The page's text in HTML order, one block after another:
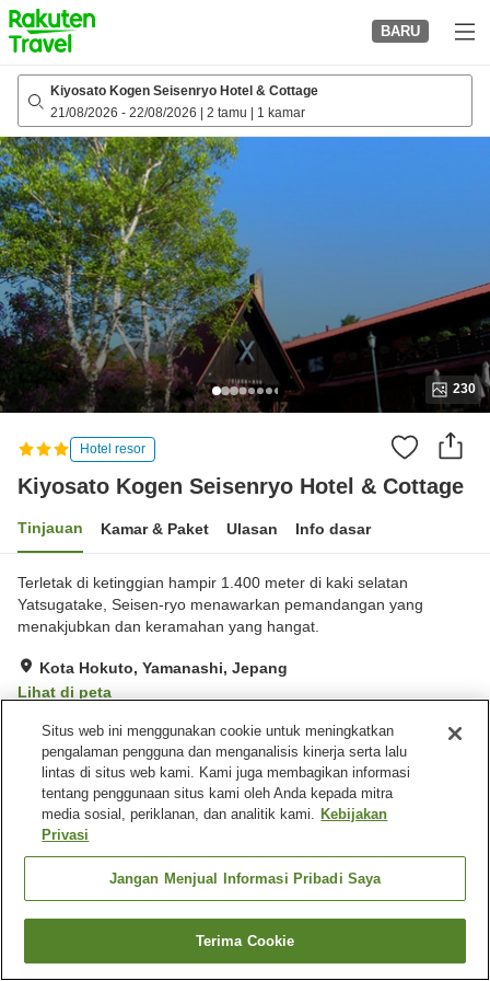
to
top
page
BARU
Kiyosato Kogen Seisenryo Hotel & Cottage
21/08/2026 - 22/08/2026 2 tamu 1 kamar
230
Hotel resor
Kiyosato Kogen Seisenryo Hotel & Cottage
Tinjauan Kamar & Paket Ulasan Info dasar
Terletak di ketinggian hampir 1.400 meter di kaki selatan
Yatsugatake, Seisen-ryo menawarkan pemandangan yang
menakjubkan dan keramahan yang hangat.
Kota Hokuto, Yamanashi, Jepang
Lihat di peta
Hebat Ulasan:329
Fasilitas properti
Tempat parkir
Restoran
Lounge
Beranda Jepang Yamanashi
Kota Hokuto
Kiyosato Kogen Seisenryo Hotel & Cottage
Cari kamar
Situs web ini menggunakan cookie untuk meningkatkan
pengalaman pengguna dan menganalisis kinerja serta lalu
lintas di situs web kami. Kami juga membagikan informasi
tentang penggunaan situs kami oleh Anda kepada mitra
media sosial, periklanan, dan analitik kami. Kebijakan
Privasi
Jangan Menjual Informasi Pribadi Saya
Terima Cookie